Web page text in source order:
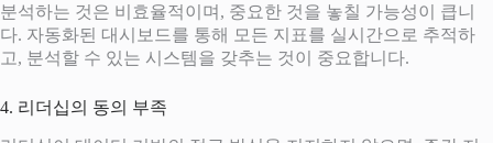
분석하는 것은 비효율적이며, 중요한 것을 놓칠 가능성이 큽니
다. 자동화된 대시보드를 통해 모든 지표를 실시간으로 추적하
고, 분석할 수 있는 시스템을 갖추는 것이 중요합니다.
4. 리더십의 동의 부족